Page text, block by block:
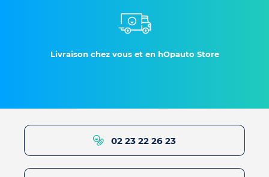
Livraison chez vous et en hOpauto Store
02 23 22 26 23